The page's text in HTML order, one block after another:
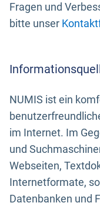
Fragen und
bitte unser
NUMIS ist ein
im Internet. Im
und
Webseiten,
Internetformate,
Datenbanken und